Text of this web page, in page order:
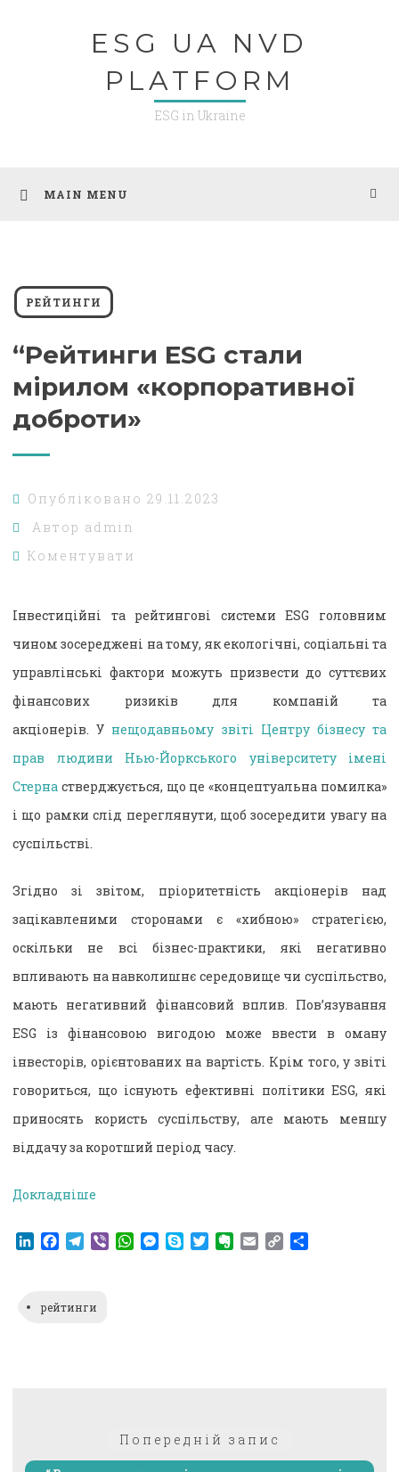
ESG UA NVD
PLATFORM
ESG in Ukraine
MAIN MENU
РЕЙТИНГИ
“Рейтинги ESG стали
мірилом «корпоративної
доброти»
Опубліковано 29.11.2023
Автор admin
Коментувати
Інвестиційні та рейтингові системи ESG головним
чином зосереджені на тому, як екологічні, соціальні та
управлінські фактори можуть призвести до суттєвих
фінансових ризиків для компаній та
акціонерів. У нещодавньому звіті Центру бізнесу та
прав людини Нью-Йоркського університету імені
Стерна стверджується, що це «концептуальна помилка»
і що рамки слід переглянути, щоб зосередити увагу на
суспільстві.
Згідно зі звітом, пріоритетність акціонерів над
зацікавленими сторонами є «хибною» стратегією,
оскільки не всі бізнес-практики, які негативно
впливають на навколишнє середовище чи суспільство,
мають негативний фінансовий вплив. Пов’язування
ESG із фінансовою вигодою може ввести в оману
інвесторів, орієнтованих на вартість. Крім того, у звіті
говориться, що існують ефективні політики ESG, які
приносять користь суспільству, але мають меншу
віддачу за коротший період часу.
Докладніше
LinkedIn
Facebook
Telegram
ViberWhatsApp
Messenger
SkypeTwitterEvernote
EmailCopy
рейтинги
Попередній запис